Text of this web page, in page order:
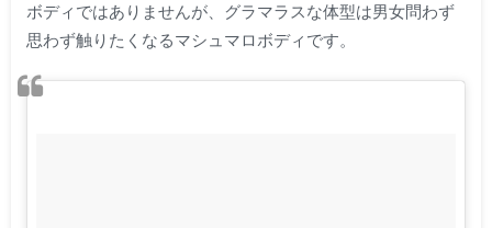
ボディではありませんが、グラマラスな体型は男女問わず
思わず触りたくなるマシュマロボディです。